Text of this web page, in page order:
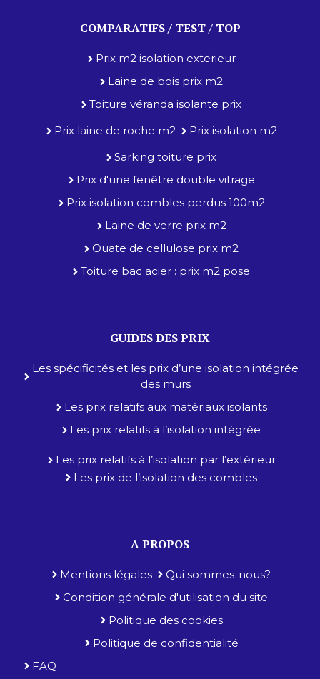
COMPARATIFS / TEST / TOP
Prix m2 isolation exterieur
Laine de bois prix m2
Toiture véranda isolante prix
Prix laine de roche m2
Prix isolation m2
Sarking toiture prix
Prix d'une fenêtre double vitrage
Prix isolation combles perdus 100m2
Laine de verre prix m2
Ouate de cellulose prix m2
Toiture bac acier : prix m2 pose
GUIDES DES PRIX
Les spécificités et les prix d’une isolation intégrée
des murs
Les prix relatifs aux matériaux isolants
Les prix relatifs à l’isolation intégrée
Les prix relatifs à l’isolation par l’extérieur
Les prix de l’isolation des combles
A PROPOS
Mentions légales
Qui sommes-nous?
Condition générale d'utilisation du site
Politique des cookies
Politique de confidentialité
FAQ